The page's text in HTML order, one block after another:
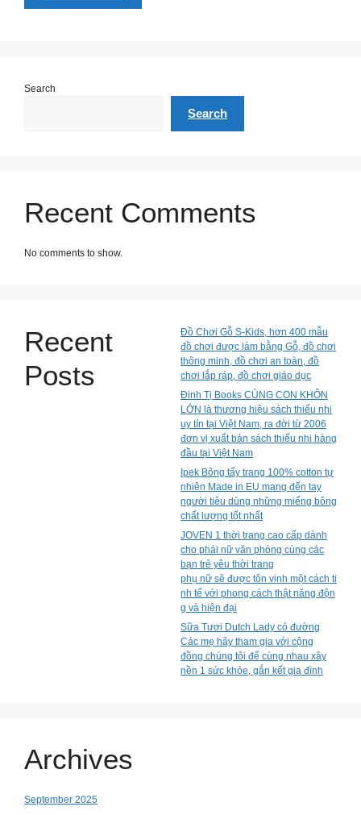
Search
Search
Recent Comments
No comments to show.
Recent
Posts
Đồ Chơi Gỗ S-Kids, hơn 400 mẫu
đồ chơi được làm bằng Gỗ, đồ chơi
thông minh, đồ chơi an toàn, đồ
chơi lắp ráp, đồ chơi giáo dục
Đinh Tị Books CÙNG CON KHÔN
LỚN là thương hiệu sách thiếu nhi
uy tín tại Việt Nam, ra đời từ 2006
đơn vị xuất bản sách thiếu nhi hàng
đầu tại Việt Nam
Ipek Bông tẩy trang 100% cotton tự
nhiên Made in EU mang đến tay
người tiêu dùng những miếng bông
chất lượng tốt nhất
JOVEN 1 thời trang cao cấp dành
cho phái nữ văn phòng cùng các
bạn trẻ yêu thời trang
phụ nữ sẽ được tôn vinh một cách ti
nh tế với phong cách thật năng độn
g và hiện đại
Sữa Tươi Dutch Lady có đường
Các mẹ hãy tham gia với cộng
đồng chúng tôi để cùng nhau xây
nền 1 sức khỏe, gắn kết gia đình
Archives
September 2025